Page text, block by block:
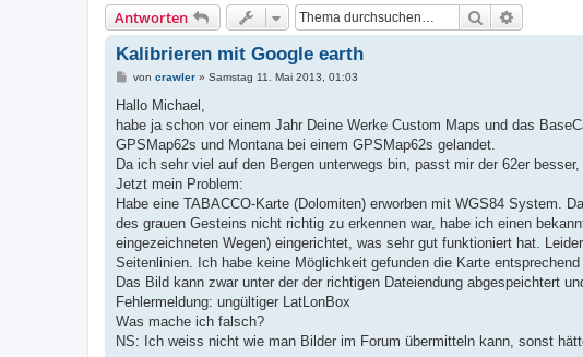
Antworten Suche
Kalibrieren mit Google earth
B
i
r
a
von crawler» Samstag 11. Mai 2013, 01:03
Hallo Michael,
habe ja schon vor einem Jahr Deine Werke Custom Maps und das
GPSMap62s und Montana bei einem GPSMap62s gelandet.
Da ich sehr viel auf den Bergen unterwegs bin, passt mir der 62er
Jetzt mein Problem:
Habe eine TABACCO-Karte (Dolomiten) erworben mit WGS84 System.
des grauen Gesteins nicht richtig zu erkennen war, habe ich einen
eingezeichneten Wegen) eingerichtet, was sehr gut funktioniert hat.
Seitenlinien. Ich habe keine Möglichkeit gefunden die Karte
Das Bild kann zwar unter der der richtigen Dateiendung abgespeichtert
Fehlermeldung: ungültiger LatLonBox
Was mache ich falsch?
NS: Ich weiss nicht wie man Bilder im Forum übermitteln kann, sonst